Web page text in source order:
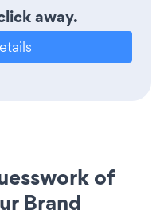
away.
of
Brand